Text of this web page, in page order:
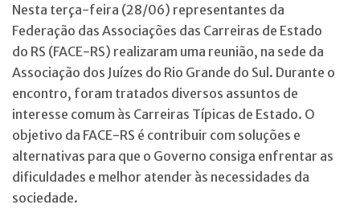
Nesta terça-feira (28/06) representantes da
Federação das Associações das Carreiras de Estado
do RS (FACE-RS) realizaram uma reunião, na sede da
Associação dos Juízes do Rio Grande do Sul. Durante o
encontro, foram tratados diversos assuntos de
interesse comum às Carreiras Típicas de Estado. O
objetivo da FACE-RS é contribuir com soluções e
alternativas para que o Governo consiga enfrentar as
dificuldades e melhor atender às necessidades da
sociedade.